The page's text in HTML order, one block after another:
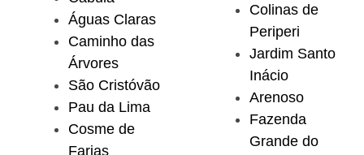
Águas Claras
Caminho das
Árvores
São Cristóvão
Pau da Lima
Cosme de
Farias
Colinas de
Periperi
Jardim Santo
Inácio
Arenoso
Fazenda
Grande do